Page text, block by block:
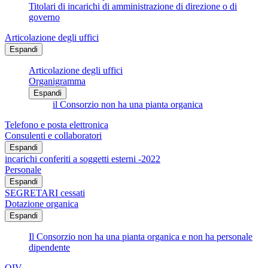
Titolari di incarichi di amministrazione di direzione o di
governo
Articolazione degli uffici
Espandi
Articolazione degli uffici
Organigramma
Espandi
il Consorzio non ha una pianta organica
Telefono e posta elettronica
Consulenti e collaboratori
Espandi
incarichi conferiti a soggetti esterni -2022
Personale
Espandi
SEGRETARI cessati
Dotazione organica
Espandi
Il Consorzio non ha una pianta organica e non ha personale
dipendente